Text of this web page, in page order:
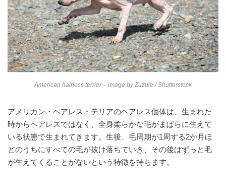
American hairless terrier – image byZuzule / Shutterstock
アメリカン・ヘアレス・テリアのヘアレス個体は、生まれた
時からヘアレスではなく、全身柔らかな毛がまばらに生えて
いる状態で生まれてきます。生後、毛周期が1周する2か月ほ
どのうちにすべての毛が抜け落ちていき、その後はずっと毛
が生えてくることがないという特徴を持ちます。